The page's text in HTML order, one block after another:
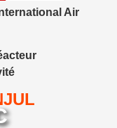
Air